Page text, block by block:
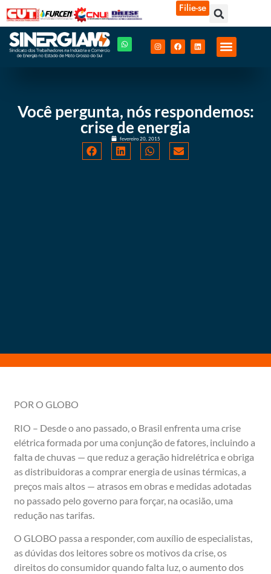
Filie-se
Você pergunta, nós respondemos:
crise de energia
fevereiro 20, 2015
POR O GLOBO
RIO – Desde o ano passado, o Brasil enfrenta uma crise
elétrica formada por uma conjunção de fatores, incluindo a
falta de chuvas — que reduz a geração hidrelétrica e obriga
as distribuidoras a comprar energia de usinas térmicas, a
preços mais altos — atrasos em obras e medidas adotadas
no passado pelo governo para forçar, na ocasião, uma
redução nas tarifas.
O GLOBO passa a responder, com auxílio de especialistas,
as dúvidas dos leitores sobre os motivos da crise, os
direitos do consumidor quando falta luz, o aumento dos